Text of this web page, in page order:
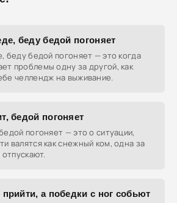
беду бедой погоняет
беду бедой погоняет — это когда
проблемы одну за другой, как
челлендж на выживание.
бедой погоняет
погоняет — это о ситуации,
валятся как снежный ком, одна за
а победки с ног собьют